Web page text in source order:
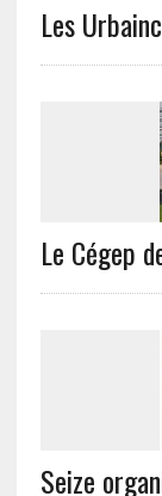
Les
Le Cégep
Seize